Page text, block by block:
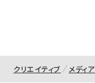
クリエイティブ メディア